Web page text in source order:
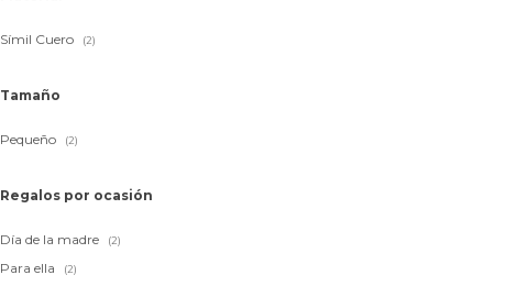
Símil Cuero (2)
Tamaño
Pequeño (2)
Regalos por ocasión
Día de la madre (2)
Para ella (2)